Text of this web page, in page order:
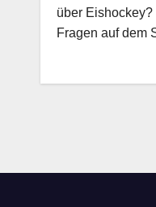
über
Fragen auf dem